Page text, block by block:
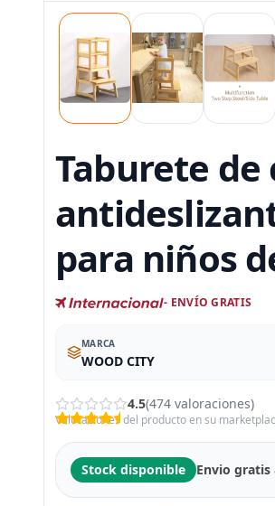
Taburete
para niños
- ENVÍO GRATIS
MARCA
WOOD CITY
4.5(474 valoraciones)
Valoraciones del producto en su
Stock disponible Envio gratis